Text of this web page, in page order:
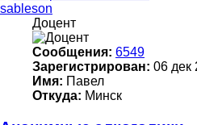
sableson
Доцент
Сообщения: 6549
Зарегистрирован: 06 дек
Имя: Павел
Откуда: Минск